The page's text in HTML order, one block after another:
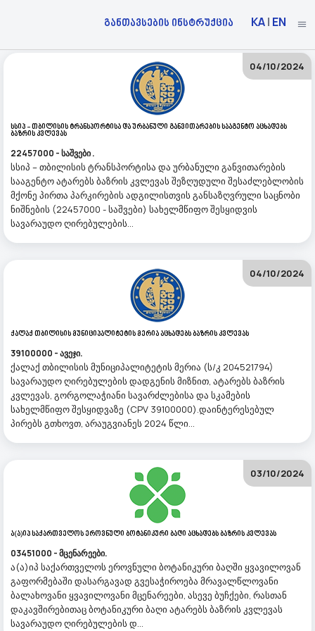
განთავსების ინსტრუქცია KA| EN
Სსიპ - Თბილისის Ტრანსპორტისა Და Ურბანული Განვითარების Სააგენტო Აცხადებს
Ბაზრის Კვლევას
22457000 - საშვები .
04/10/2024
სსიპ – თბილისის ტრანსპორტისა და ურბანული განვითარების
სააგენტო ატარებს ბაზრის კვლევას შეზღუდული შესაძლებლობის
მქონე პირთა პარკირების ადგილისთვის განსაზღვრული საცნობი
ნიშნების (22457000 - საშვები) სახელმწიფო შესყიდვის
სავარაუდო ღირებულების...
Ქალაქ Თბილისის Მუნიციპალიტეტის Მერია Აცხადებს Ბაზრის Კვლევას
39100000 - ავეჯი.
04/10/2024
ქალაქ თბილისის მუნიციპალიტეტის მერია (ს/კ 204521794)
სავარაუდო ღირებულების დადგენის მიზნით, ატარებს ბაზრის
კვლევას, გორგოლაჭიანი სავარძლებისა და სკამების
სახელმწიფო შესყიდვაზე (CPV 39100000).დაინტერესებულ
პირებს გთხოვთ, არაუგვიანეს 2024 წლი...
Ა(ა)იპ Საქართველოს Ეროვნული Ბოტანიკური Ბაღი Აცხადებს Ბაზრის Კვლევას
03451000 - მცენარეები.
03/10/2024
ა(ა)იპ საქართველოს ეროვნული ბოტანიკური ბაღში ყვავილოვან
გაფორმებაში დასარგავად გვესაჭიროება მრავალწლოვანი
ბალახოვანი ყვავილოვანი მცენარეები, ასევე ბუჩქები, რასთან
დაკავშირებითაც ბოტანიკური ბაღი ატარებს ბაზრის კვლევას
სავარაუდო ღირებულების დ...